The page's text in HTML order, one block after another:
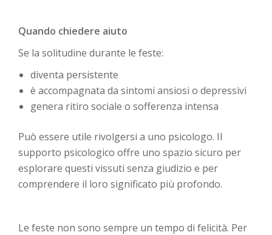
Quando chiedere aiuto
Se la solitudine durante le feste:
diventa persistente
è accompagnata da sintomi ansiosi o depressivi
genera ritiro sociale o sofferenza intensa
Può essere utile rivolgersi a uno psicologo. Il
supporto psicologico offre uno spazio sicuro per
esplorare questi vissuti senza giudizio e per
comprendere il loro significato più profondo.
Le feste non sono sempre un tempo di felicità. Per